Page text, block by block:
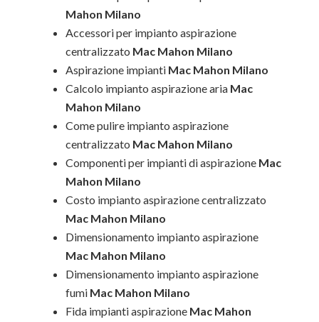
Mahon Milano
Accessori per impianto aspirazione
centralizzato Mac Mahon Milano
Aspirazione impianti Mac Mahon Milano
Calcolo impianto aspirazione aria Mac
Mahon Milano
Come pulire impianto aspirazione
centralizzato Mac Mahon Milano
Componenti per impianti di aspirazione Mac
Mahon Milano
Costo impianto aspirazione centralizzato
Mac Mahon Milano
Dimensionamento impianto aspirazione
Mac Mahon Milano
Dimensionamento impianto aspirazione
fumi Mac Mahon Milano
Fida impianti aspirazione Mac Mahon